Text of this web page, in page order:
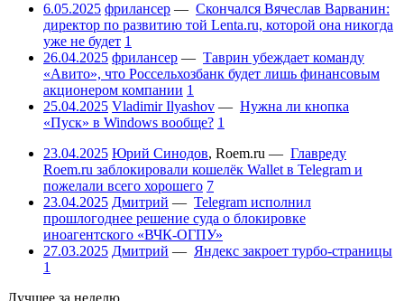
6.05.2025 фрилансер — Скончался Вячеслав Варванин:
директор по развитию той Lenta.ru, которой она никогда
уже не будет 1
26.04.2025 фрилансер — Таврин убеждает команду
«Авито», что Россельхозбанк будет лишь финансовым
акционером компании 1
25.04.2025 Vladimir Ilyashov — Нужна ли кнопка
«Пуск» в Windows вообще? 1
23.04.2025 Юрий Синодов, Roem.ru — Главреду
Roem.ru заблокировали кошелёк Wallet в Telegram и
пожелали всего хорошего 7
23.04.2025 Дмитрий — Telegram исполнил
прошлогоднее решение суда о блокировке
иноагентского «ВЧК-ОГПУ»
27.03.2025 Дмитрий — Яндекс закроет турбо-страницы
1